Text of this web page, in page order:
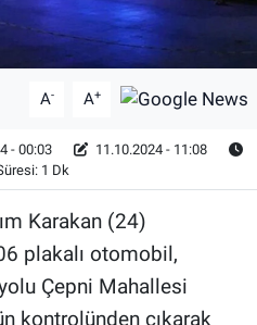
A- A+
- 00:03
11.10.2024 - 11:08
1 Dk
Karakan (24)
plakalı otomobil,
Çepni Mahallesi
kontrolünden çıkarak